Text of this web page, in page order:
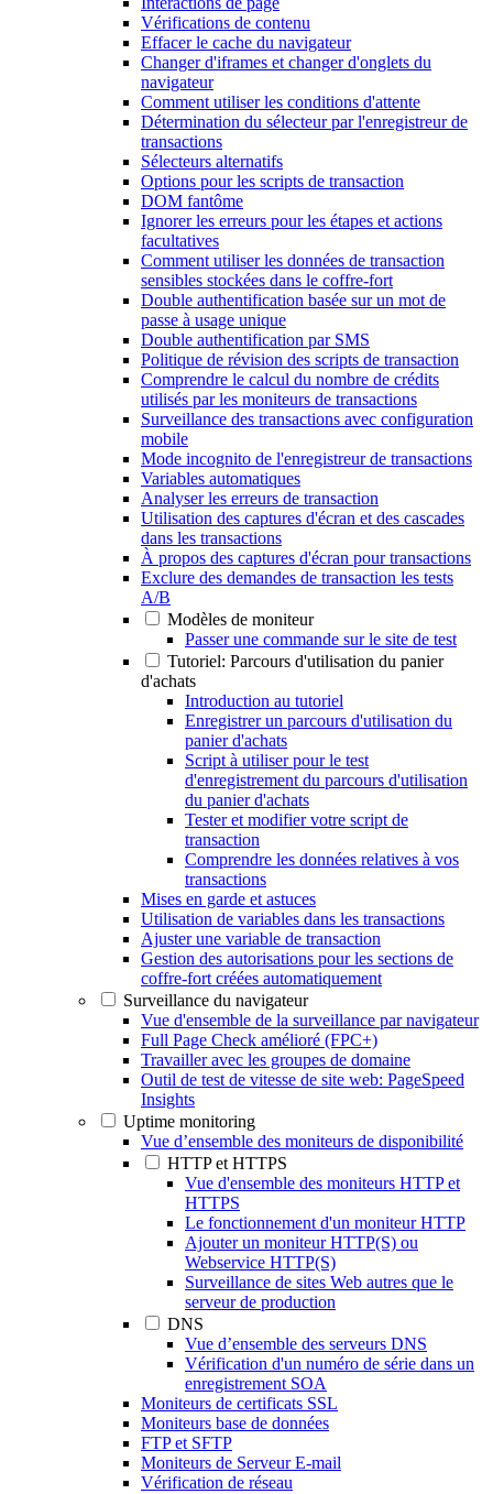
Vérifications de contenu
Effacer le cache du navigateur
Changer d'iframes et changer d'onglets du
navigateur
Comment utiliser les conditions d'attente
Détermination du sélecteur par l'enregistreur de
transactions
Sélecteurs alternatifs
Options pour les scripts de transaction
DOM fantôme
Ignorer les erreurs pour les étapes et actions
facultatives
Comment utiliser les données de transaction
sensibles stockées dans le coffre-fort
Double authentification basée sur un mot de
passe à usage unique
Double authentification par SMS
Politique de révision des scripts de transaction
Comprendre le calcul du nombre de crédits
utilisés par les moniteurs de transactions
Surveillance des transactions avec configuration
mobile
Mode incognito de l'enregistreur de transactions
Variables automatiques
Analyser les erreurs de transaction
Utilisation des captures d'écran et des cascades
dans les transactions
À propos des captures d'écran pour transactions
Exclure des demandes de transaction les tests
A/B
Modèles de moniteur
Passer une commande sur le site de test
Tutoriel: Parcours d'utilisation du panier
d'achats
Introduction au tutoriel
Enregistrer un parcours d'utilisation du
panier d'achats
Script à utiliser pour le test
d'enregistrement du parcours d'utilisation
du panier d'achats
Tester et modifier votre script de
transaction
Comprendre les données relatives à vos
transactions
Mises en garde et astuces
Utilisation de variables dans les transactions
Ajuster une variable de transaction
Gestion des autorisations pour les sections de
coffre-fort créées automatiquement
Surveillance du navigateur
Vue d'ensemble de la surveillance par navigateur
Full Page Check amélioré (FPC+)
Travailler avec les groupes de domaine
Outil de test de vitesse de site web: PageSpeed
Insights
Uptime monitoring
Vue d’ensemble des moniteurs de disponibilité
HTTP et HTTPS
Vue d'ensemble des moniteurs HTTP et
HTTPS
Le fonctionnement d'un moniteur HTTP
Ajouter un moniteur HTTP(S) ou
Webservice HTTP(S)
Surveillance de sites Web autres que le
serveur de production
DNS
Vue d’ensemble des serveurs DNS
Vérification d'un numéro de série dans un
enregistrement SOA
Moniteurs de certificats SSL
Moniteurs base de données
FTP et SFTP
Moniteurs de Serveur E-mail
Vérification de réseau